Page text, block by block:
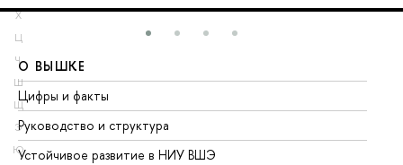
Х
Ц
Ч
Ш
Щ
Э
Ю
О ВЫШКЕ
Цифры и факты
Руководство и структура
Устойчивое развитие в НИУ ВШЭ